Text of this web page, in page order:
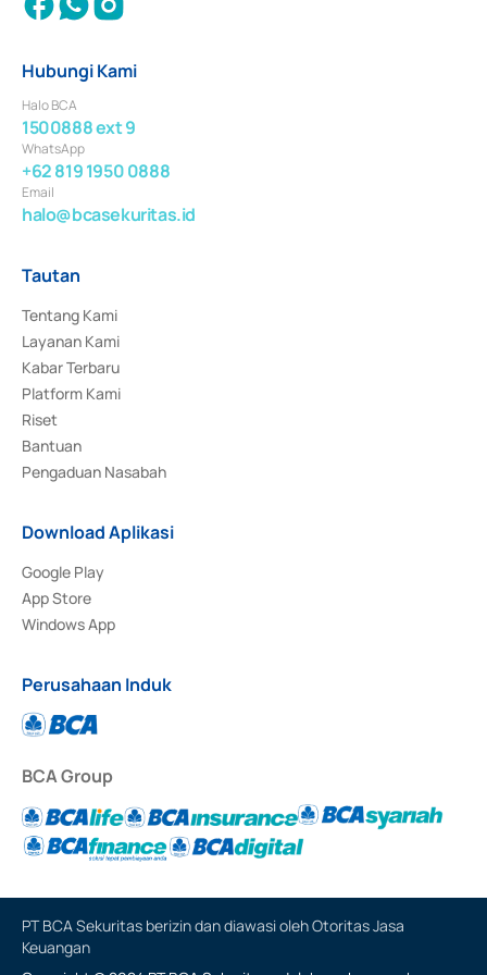
Hubungi Kami
Halo BCA
1500888 ext 9
WhatsApp
+62 819 1950 0888
Email
halo@bcasekuritas.id
Tautan
Tentang Kami
Layanan Kami
Kabar Terbaru
Platform Kami
Riset
Bantuan
Pengaduan Nasabah
Download Aplikasi
Google Play
App Store
Windows App
Perusahaan Induk
BCA Group
PT BCA Sekuritas berizin dan diawasi oleh Otoritas Jasa
Keuangan